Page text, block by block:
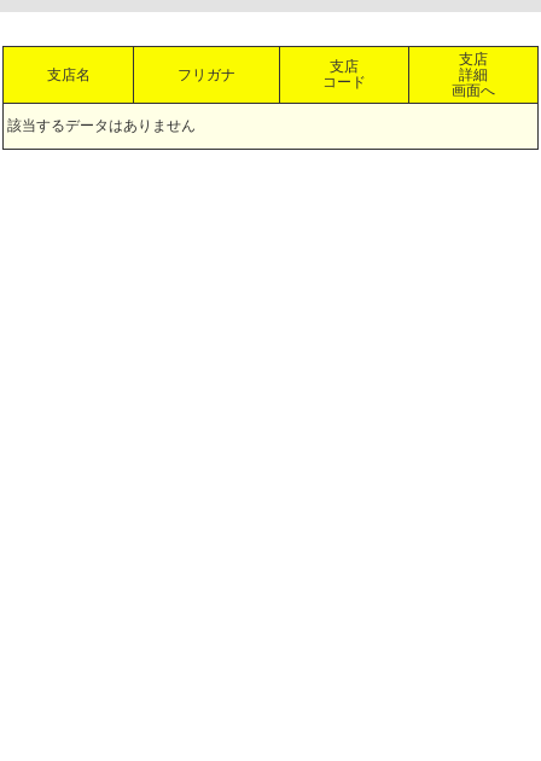
支店名 フリガナ
支店
コード
支店
詳細
画面へ
該当するデータはありません